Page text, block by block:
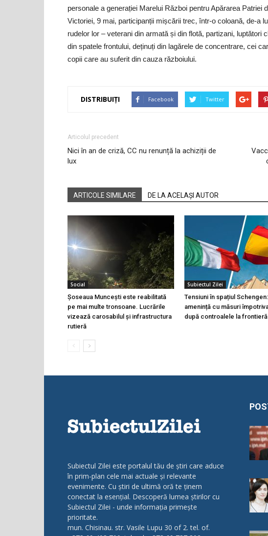
personale a generației Marelui Război pentru Apărarea Patriei
Victoriei, 9 mai, participanții mișcării trec, într-o coloană, de-a
rudelor lor – veterani din armată și din flotă, partizani, luptători
din spatele frontului, deținuți din lagărele de concentrare, cei
copii care au suferit din cauza războiului.
DISTRIBUIȚI Facebook Twitter
Articolul precedent
Nici în an de criză, CC nu renunță la achiziții de
lux
ARTICOLE SIMILARE DE LA ACELAȘI AUTOR
Social
Șoseaua Muncești este reabilitată
pe mai multe tronsoane. Lucrările
vizează carosabilul și infrastructura
rutieră
Subiectul Zilei
Tensiuni în spațiul
amenință cu măsuri
după controalele la frontieră
Subiectul Zilei este portalul tău de știri care aduce
în prim-plan cele mai actuale și relevante
evenimente. Cu știri de ultimă oră te ținem
conectat la esențial. Descoperă lumea știrilor cu
Subiectul Zilei - unde informația primește
prioritate.
mun. Chisinau. str. Vasile Lupu 30 of 2. tel. of.